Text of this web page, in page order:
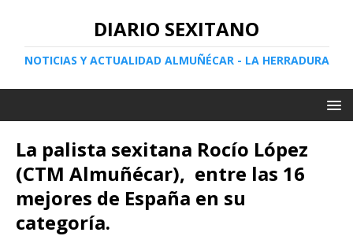
DIARIO SEXITANO
NOTICIAS Y ACTUALIDAD ALMUÑÉCAR - LA HERRADURA
La palista sexitana Rocío López
(CTM Almuñécar), entre las 16
mejores de España en su
categoría.